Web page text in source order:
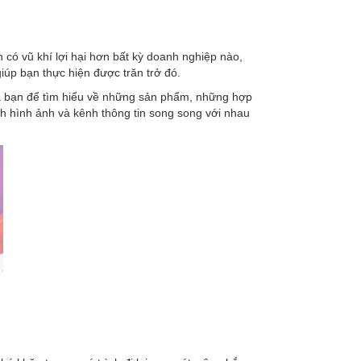
vũ khí lợi hại hơn bất kỳ doanh nghiệp nào,
bạn thực hiện được trăn trở đó.
để tìm hiểu về những sản phẩm, những hợp
hình ảnh và kênh thông tin song song với nhau